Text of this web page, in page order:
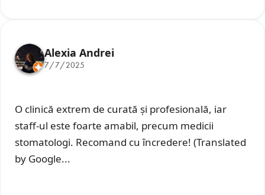
Alexia Andrei
7/7/2025
O clinică extrem de curată și profesională, iar
staff-ul este foarte amabil, precum medicii
stomatologi. Recomand cu încredere! (Translated
by Google...